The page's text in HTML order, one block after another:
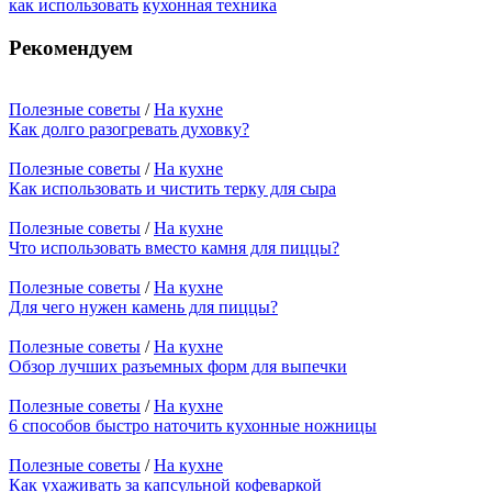
как использовать кухонная техника
Рекомендуем
Полезные советы /На кухне
Как долго разогревать духовку?
Полезные советы /На кухне
Как использовать и чистить терку для сыра
Полезные советы /На кухне
Что использовать вместо камня для пиццы?
Полезные советы /На кухне
Для чего нужен камень для пиццы?
Полезные советы /На кухне
Обзор лучших разъемных форм для выпечки
Полезные советы /На кухне
6 способов быстро наточить кухонные ножницы
Полезные советы /На кухне
Как ухаживать за капсульной кофеваркой